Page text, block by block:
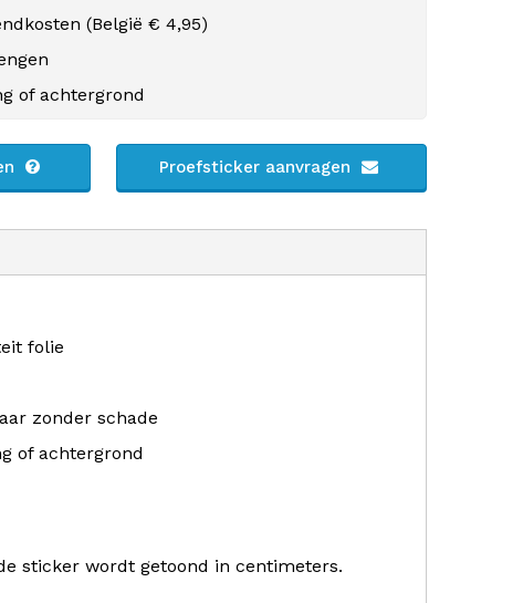
(België € 4,95)
of achtergrond
Proefsticker aanvragen
folie
zonder schade
of achtergrond
sticker wordt getoond in centimeters.